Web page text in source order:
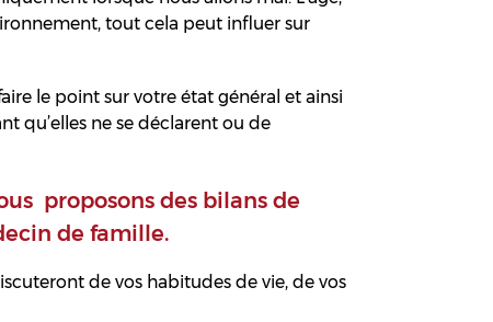
tout cela peut influer sur
le point sur votre état général et ainsi
qu’elles ne se déclarent ou de
proposons des bilans de
de famille.
de vos habitudes de vie, de vos